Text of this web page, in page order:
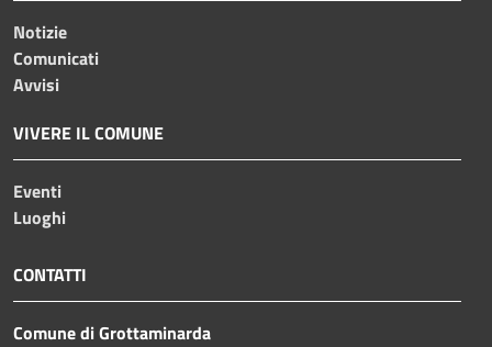
Notizie
Comunicati
Avvisi
VIVERE IL COMUNE
Eventi
Luoghi
CONTATTI
Comune di Grottaminarda